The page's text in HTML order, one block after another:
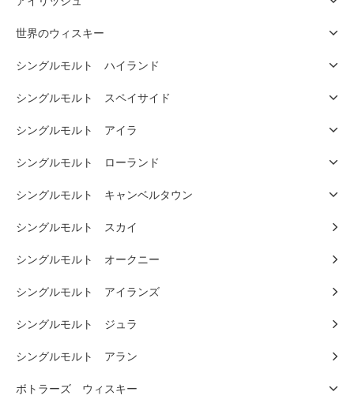
世界のウィスキー
シングルモルト ハイランド
シングルモルト スペイサイド
シングルモルト アイラ
シングルモルト ローランド
シングルモルト キャンベルタウン
シングルモルト スカイ
シングルモルト オークニー
シングルモルト アイランズ
シングルモルト ジュラ
シングルモルト アラン
ボトラーズ ウィスキー